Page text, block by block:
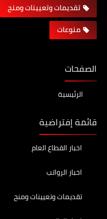
تقديمات وتعيينات ومنح
منوعات
الصفحات
الرئيسية
قائمة إفتراضية
اخبار القطاع العام
اخبار الرواتب
تقديمات وتعيينات ومنح